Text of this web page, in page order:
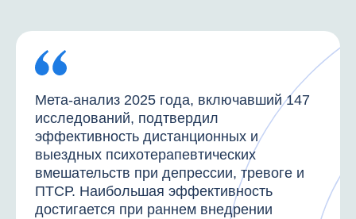
Мета-анализ 2025 года, включавший 147
исследований, подтвердил
эффективность дистанционных и
выездных психотерапевтических
вмешательств при депрессии, тревоге и
ПТСР. Наибольшая эффективность
достигается при раннем внедрении